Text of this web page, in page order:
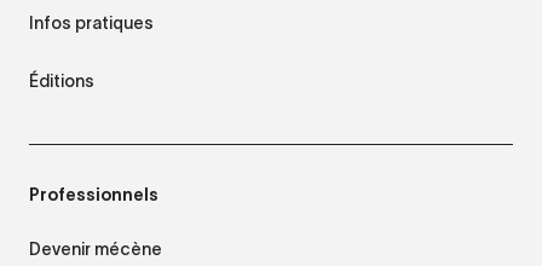
Infos pratiques
Éditions
Professionnels
Devenir mécène